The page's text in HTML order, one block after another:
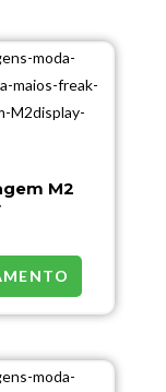
M2